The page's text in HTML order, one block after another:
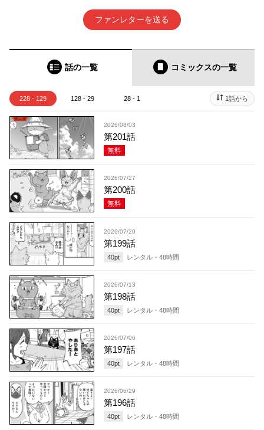
ファンレターを送る
話の一覧 コミックスの一覧
228 - 129 128 - 29 28 - 1 1話から
2026/08/03
第201話
無料
2026/07/27
第200話
無料
2026/07/20
第199話
40pt レンタル・ 48時間
2026/07/13
第198話
40pt レンタル・ 48時間
2026/07/06
第197話
40pt レンタル・ 48時間
2026/06/29
第196話
40pt レンタル・ 48時間